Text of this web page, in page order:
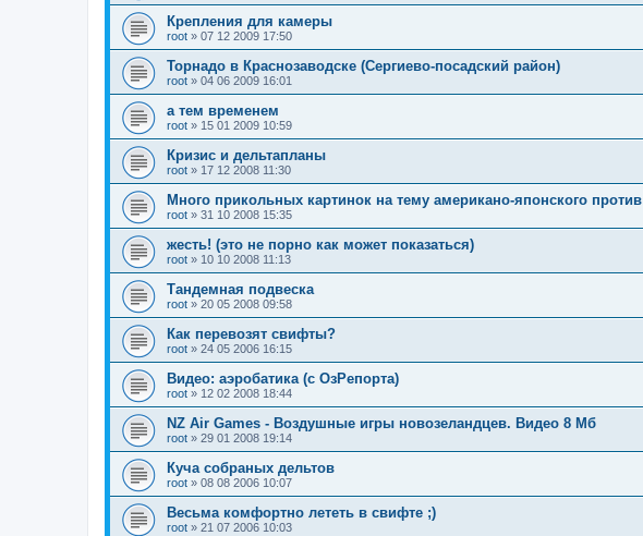
Крепления для камеры
root » 07 12 2009 17:50
Торнадо в Краснозаводске (Сергиево-посадский район)
root » 04 06 2009 16:01
а тем временем
root » 15 01 2009 10:59
Кризис и дельтапланы
root » 17 12 2008 11:30
Много прикольных картинок на тему американо-японского против
root » 31 10 2008 15:35
жесть! (это не порно как может показаться)
root » 10 10 2008 11:13
Тандемная подвеска
root » 20 05 2008 09:58
Как перевозят свифты?
root » 24 05 2006 16:15
Видео: аэробатика (с ОзРепорта)
root » 12 02 2008 18:44
NZ Air Games - Воздушные игры новозеландцев. Видео 8 Мб
root » 29 01 2008 19:14
Куча собраных дельтов
root » 08 08 2006 10:07
Весьма комфортно лететь в свифте ;)
root » 21 07 2006 10:03